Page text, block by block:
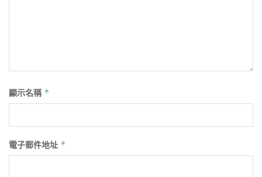
顯示名稱 *
電子郵件地址 *